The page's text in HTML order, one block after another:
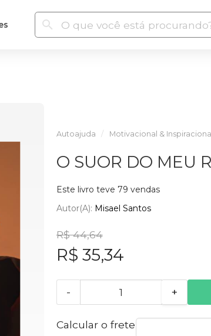
Autoajuda Motivacional & Inspiracional
O SUOR DO MEU
Este livro teve 79 vendas
Autor(a): Misael Santos
R$ 44,64
R$ 35,34
- +
Calcular o frete